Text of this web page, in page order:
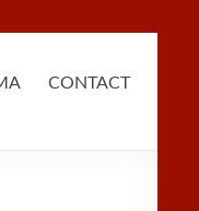
CONTACT